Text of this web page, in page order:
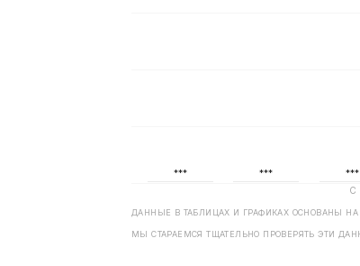
ДАННЫЕ В ТАБЛИЦАХ И ГРАФИКАХ ОСНОВАНЫ
МЫ СТАРАЕМСЯ ТЩАТЕЛЬНО ПРОВЕРЯТЬ ЭТИ